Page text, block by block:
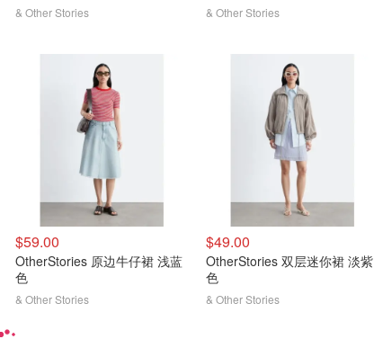
& Other Stories & Other Stories
$59.00
OtherStories 原边牛仔裙 浅蓝
色
& Other Stories
$49.00
OtherStories 双层迷你裙 淡紫
色
& Other Stories